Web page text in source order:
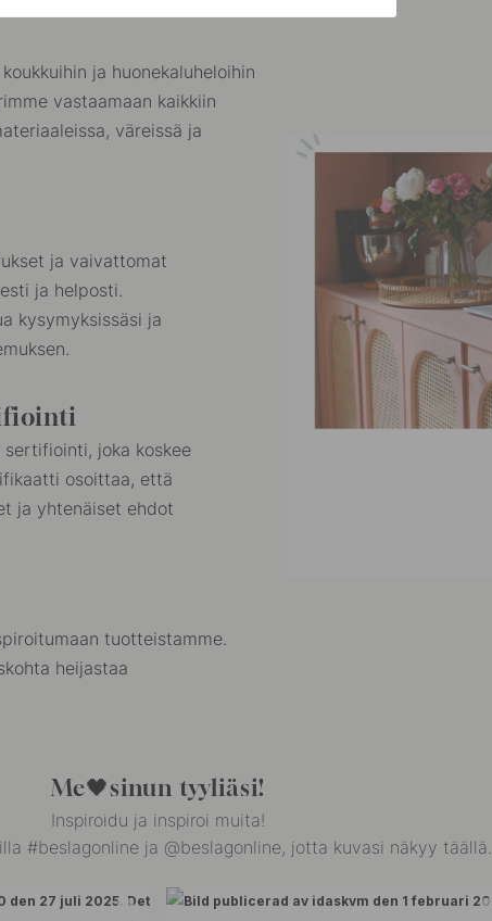
ja huonekaluheloihin
vastaamaan kaikkiin
väreissä ja
ja vaivattomat
ja helposti.
kysymyksissäsi ja
joka koskee
osoittaa, että
ja yhtenäiset ehdot
tuotteistamme.
heijastaa
Me🖤sinun tyyliäsi!
Inspiroidu ja inspiroi muita!
#beslagonline ja @beslagonline, jotta kuvasi näkyy täällä.